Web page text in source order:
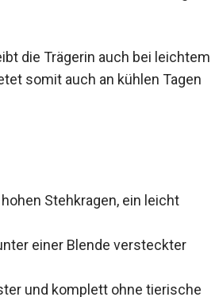
die Trägerin auch bei leichtem
somit auch an kühlen Tagen
Stehkragen, ein leicht
einer Blende versteckter
und komplett ohne tierische